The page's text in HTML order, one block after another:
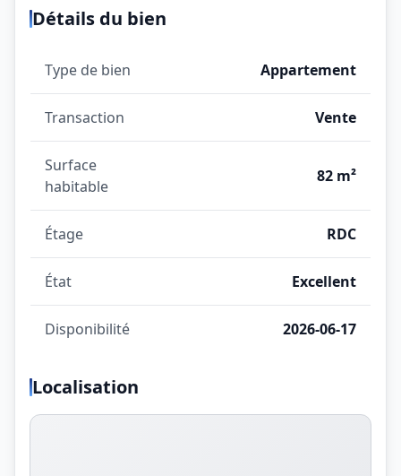
Détails du bien
Type de bien Appartement
Transaction Vente
Surface
habitable
82 m²
Étage RDC
État Excellent
Disponibilité 2026-06-17
Localisation